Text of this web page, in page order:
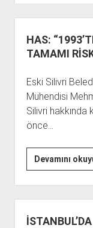
HAS:
TAMAMI
Eski Silivri
Mühendisi
Silivri hakkında
önce…
Devamını